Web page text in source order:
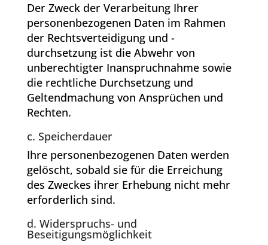
Der Zweck der Verarbeitung Ihrer
personenbezogenen Daten im Rahmen
der Rechtsverteidigung und -
durchsetzung ist die Abwehr von
unberechtigter Inanspruchnahme sowie
die rechtliche Durchsetzung und
Geltendmachung von Ansprüchen und
Rechten.
c. Speicherdauer
Ihre personenbezogenen Daten werden
gelöscht, sobald sie für die Erreichung
des Zweckes ihrer Erhebung nicht mehr
erforderlich sind.
d. Widerspruchs- und
Beseitigungsmöglichkeit